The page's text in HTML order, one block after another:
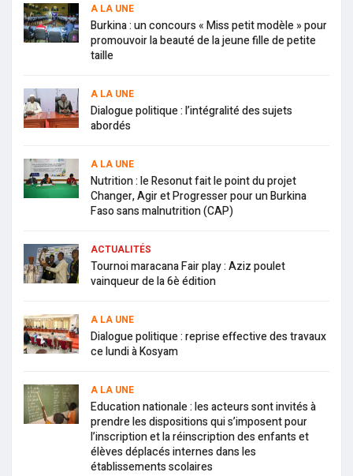
A LA UNE
Burkina : un concours « Miss petit modèle » pour
promouvoir la beauté de la jeune fille de petite
taille
A LA UNE
Dialogue politique : l’intégralité des sujets
abordés
A LA UNE
Nutrition : le Resonut fait le point du projet
Changer, Agir et Progresser pour un Burkina
Faso sans malnutrition (CAP)
ACTUALITÉS
Tournoi maracana Fair play : Aziz poulet
vainqueur de la 6è édition
A LA UNE
Dialogue politique : reprise effective des travaux
ce lundi à Kosyam
A LA UNE
Education nationale : les acteurs sont invités à
prendre les dispositions qui s’imposent pour
l’inscription et la réinscription des enfants et
élèves déplacés internes dans les
établissements scolaires